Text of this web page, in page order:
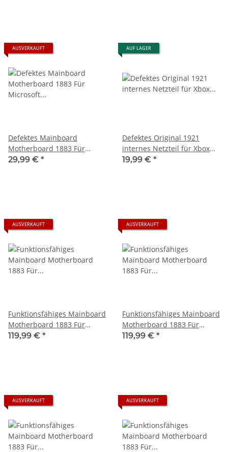
AUSVERKAUFT
Defektes Mainboard
Motherboard 1883 Für
Microsoft Xbox Series S -
29,99 € *
AUF LAGER
Defektes Original 1921
internes Netzteil für Xbox
Series S Spielkonsole 220V
19,99 € *
AUSVERKAUFT
Funktionsfähiges Mainboard
Motherboard 1883 Für
Microsoft Xbox Series S -
119,99 € *
AUSVERKAUFT
Funktionsfähiges Mainboard
Motherboard 1883 Für
Microsoft Xbox Series S -
119,99 € *
AUSVERKAUFT AUSVERKAUFT